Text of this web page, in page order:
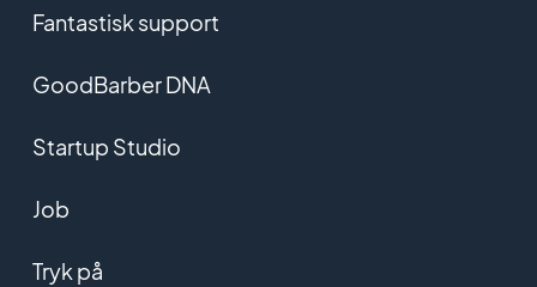
Fantastisk support
GoodBarber DNA
Startup Studio
Job
Tryk på